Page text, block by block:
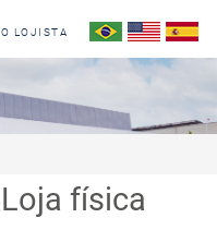
LOJISTA
física